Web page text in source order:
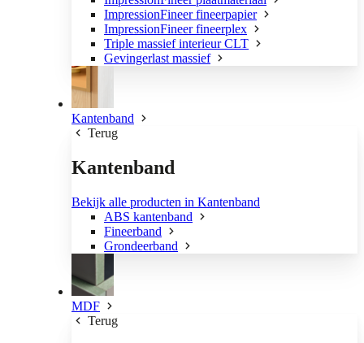
ImpressionFineer fineerpapier
ImpressionFineer fineerplex
Triple massief interieur CLT
Gevingerlast massief
Kantenband
Terug
Kantenband
Bekijk alle producten in Kantenband
ABS kantenband
Fineerband
Grondeerband
MDF
Terug